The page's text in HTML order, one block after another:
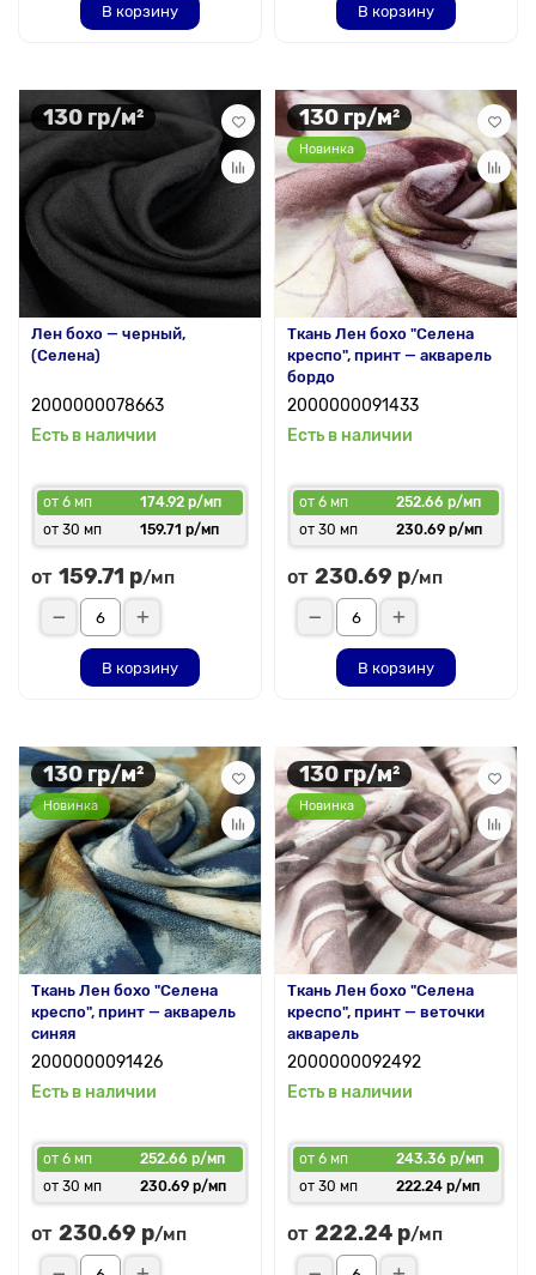
В корзину В корзину
130 гр/м²
Лен бохо — черный,
(Селена)
2000000078663
Есть в наличии
от 6 мп
174.92 р/мп
от 30 мп
159.71 р/мп
от 159.71 р/мп
В корзину
130 гр/м²
Новинка
Ткань Лен бохо "Селена
креспо", принт — акварель
бордо
2000000091433
Есть в наличии
от 6 мп
252.66 р/мп
от 30 мп
230.69 р/мп
от 230.69 р/мп
В корзину
130 гр/м²
Новинка
Ткань Лен бохо "Селена
креспо", принт — акварель
синяя
2000000091426
Есть в наличии
от 6 мп
252.66 р/мп
от 30 мп
230.69 р/мп
от 230.69 р/мп
130 гр/м²
Новинка
Ткань Лен бохо "Селена
креспо", принт — веточки
акварель
2000000092492
Есть в наличии
от 6 мп
243.36 р/мп
от 30 мп
222.24 р/мп
от 222.24 р/мп